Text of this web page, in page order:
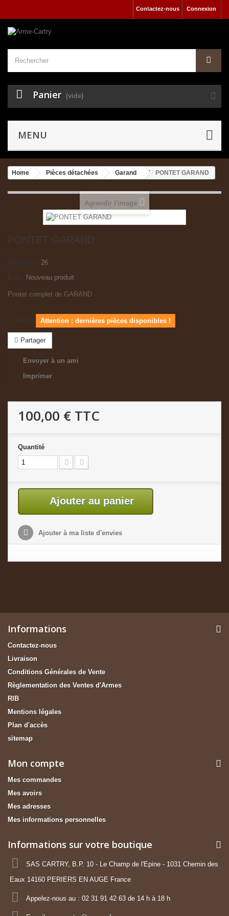
Connexion
Contactez-nous
Panier (vide)
MENU
Home Pièces détachées Garand PONTET GARAND
Agrandir l'image
PONTET GARAND
Référence
26
Nouveau produit
Pontet complet de GARAND
Article Attention : dernières pièces disponibles !
Partager
Envoyer à un ami
Imprimer
100,00 € TTC
Quantité
Ajouter au panier
Ajouter à ma liste d'envies
Informations
Contactez-nous
Livraison
Conditions Générales de Vente
Règlementation des Ventes d'Armes
RIB
Mentions légales
Plan d'accès
sitemap
Mon compte
Mes commandes
Mes avoirs
Mes adresses
Mes informations personnelles
Informations sur votre boutique
SAS CARTRY, B.P. 10 - Le Champ de l'Epine - 1031 Chemin des
Eaux 14160 PERIERS EN AUGE France
Appelez-nous au : 02 31 91 42 63 de 14 h à 18 h